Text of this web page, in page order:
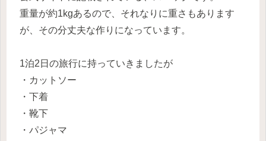
重量が約1kgあるので、それなりに重さもあります
が、その分丈夫な作りになっています。
1泊2日の旅行に持っていきましたが
・カットソー
・下着
・靴下
・パジャマ